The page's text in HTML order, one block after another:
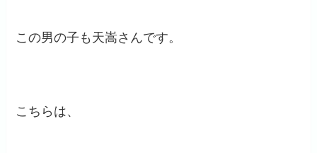
この男の子も天嵩さんです。
こちらは、